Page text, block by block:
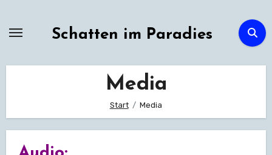
Schatten im Paradies
Media
Start Media